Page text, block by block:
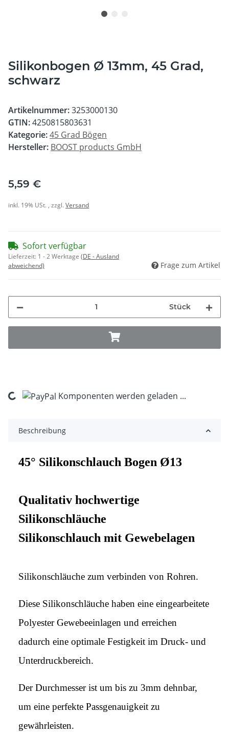
Silikonbogen Ø 13mm, 45 Grad,
schwarz
Artikelnummer:3253000130
GTIN:4250815803631
Kategorie:45 Grad Bögen
Hersteller: BOOST products GmbH
5,59 €
inkl. 19% USt. , zzgl.Versand
Sofort verfügbar
Lieferzeit: 1 - 2 Werktage (DE - Ausland
abweichend)
Frage zum Artikel
Stück
Loading... Komponenten werden geladen ...
Beschreibung
45° Silikonschlauch Bogen Ø13
Qualitativ hochwertige
Silikonschläuche
Silikonschlauch mit Gewebelagen
Silikonschläuche zum verbinden von Rohren.
Diese Silikonschläuche haben eine eingearbeitete
Polyester Gewebeeinlagen und erreichen
dadurch eine optimale Festigkeit im Druck- und
Unterdruckbereich.
Der Durchmesser ist um bis zu 3mm dehnbar,
um eine perfekte Passgenauigkeit zu
gewährleisten.